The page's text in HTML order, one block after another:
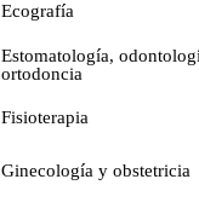
Ecografía
Estomatología,
ortodoncia
Fisioterapia
Ginecología y obstetricia